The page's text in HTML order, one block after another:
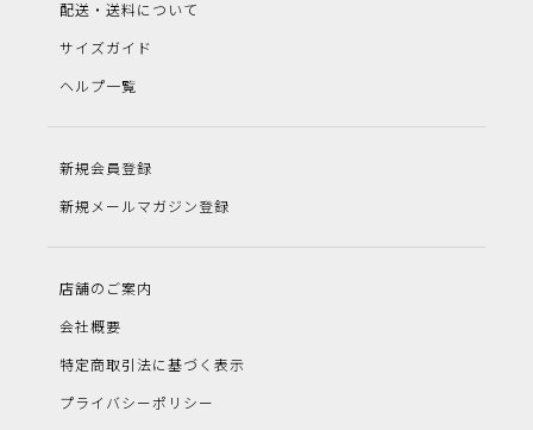
配送・送料について
サイズガイド
ヘルプ一覧
新規会員登録
新規メールマガジン登録
店舗のご案内
会社概要
特定商取引法に基づく表示
プライバシーポリシー